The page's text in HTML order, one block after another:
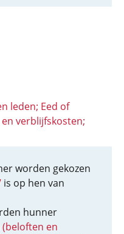
leden; Eed of
verblijfskosten;
worden gekozen
is op hen van
hunner
(beloften en